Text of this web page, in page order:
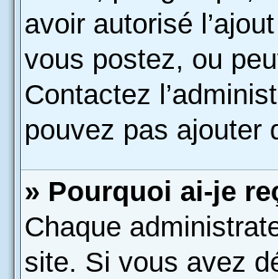
avoir autorisé
vous postez, ou
Contactez
pouvez pas ajouter
» Pourquoi ai-je
Chaque
site. Si vous avez